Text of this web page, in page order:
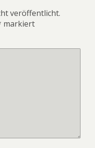
veröffentlicht.
markiert